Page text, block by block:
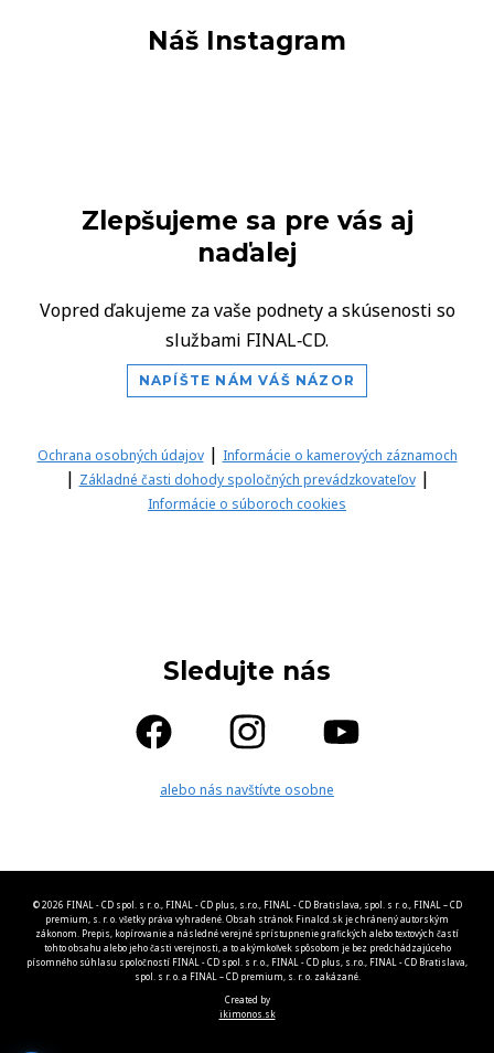
Náš Instagram
Zlepšujeme sa pre vás aj
naďalej
Vopred ďakujeme za vaše podnety a skúsenosti so
službami FINAL‑CD.
NAPÍŠTE NÁM VÁŠ NÁZOR
Ochrana osobných údajov| Informácie o kamerových záznamoch
| Základné časti dohody spoločných prevádzkovateľov|
Informácie o súboroch cookies
Sledujte nás
alebo nás navštívte osobne
© 2026 FINAL - CD spol. s r. o., FINAL - CD plus, s.r.o., FINAL - CD Bratislava, spol. s r. o., FINAL – CD
premium, s. r. o. všetky práva vyhradené. Obsah stránok Finalcd.sk je chránený autorským
zákonom. Prepis, kopírovanie a následné verejné sprístupnenie grafických alebo textových častí
tohto obsahu alebo jeho časti verejnosti, a to akýmkoľvek spôsobom je bez predchádzajúceho
písomného súhlasu spoločností FINAL - CD spol. s r. o., FINAL - CD plus, s.r.o., FINAL - CD Bratislava,
spol. s r. o. a FINAL – CD premium, s. r. o. zakázané.
Created by
ikimonos.sk